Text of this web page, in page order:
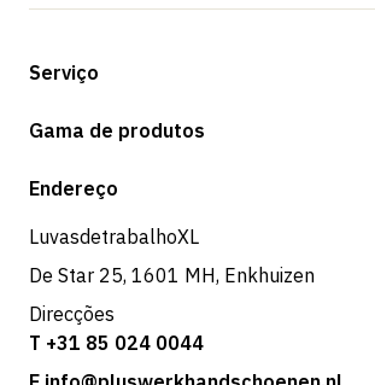
Serviço
Opções de pagamento
Devoluções e serviço
Gama de produtos
Loja
Endereço
LuvasdetrabalhoXL
De Star 25, 1601 MH, Enkhuizen
Direcções
T +31 85 024 0044